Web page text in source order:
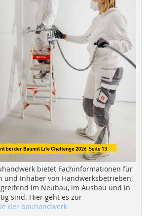
bietet Fachinformationen für
und Inhaber von Handwerksbetrieben,
im Neubau, im Ausbau und in
sind. Hier geht es zur
der bauhandwerk